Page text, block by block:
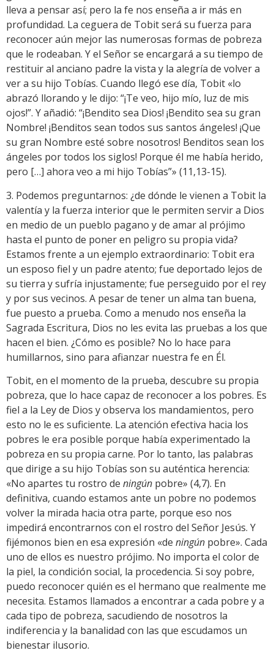
lleva a pensar así; pero la fe nos enseña a ir más en
profundidad. La ceguera de Tobit será su fuerza para
reconocer aún mejor las numerosas formas de pobreza
que le rodeaban. Y el Señor se encargará a su tiempo de
restituir al anciano padre la vista y la alegría de volver a
ver a su hijo Tobías. Cuando llegó ese día, Tobit «lo
abrazó llorando y le dijo: “¡Te veo, hijo mío, luz de mis
ojos!”. Y añadió: “¡Bendito sea Dios! ¡Bendito sea su gran
Nombre! ¡Benditos sean todos sus santos ángeles! ¡Que
su gran Nombre esté sobre nosotros! Benditos sean los
ángeles por todos los siglos! Porque él me había herido,
pero […] ahora veo a mi hijo Tobías”» (11,13-15).
3. Podemos preguntarnos: ¿de dónde le vienen a Tobit la
valentía y la fuerza interior que le permiten servir a Dios
en medio de un pueblo pagano y de amar al prójimo
hasta el punto de poner en peligro su propia vida?
Estamos frente a un ejemplo extraordinario: Tobit era
un esposo fiel y un padre atento; fue deportado lejos de
su tierra y sufría injustamente; fue perseguido por el rey
y por sus vecinos. A pesar de tener un alma tan buena,
fue puesto a prueba. Como a menudo nos enseña la
Sagrada Escritura, Dios no les evita las pruebas a los que
hacen el bien. ¿Cómo es posible? No lo hace para
humillarnos, sino para afianzar nuestra fe en Él.
Tobit, en el momento de la prueba, descubre su propia
pobreza, que lo hace capaz de reconocer a los pobres. Es
fiel a la Ley de Dios y observa los mandamientos, pero
esto no le es suficiente. La atención efectiva hacia los
pobres le era posible porque había experimentado la
pobreza en su propia carne. Por lo tanto, las palabras
que dirige a su hijo Tobías son su auténtica herencia:
«No apartes tu rostro de ningún pobre» (4,7). En
definitiva, cuando estamos ante un pobre no podemos
volver la mirada hacia otra parte, porque eso nos
impedirá encontrarnos con el rostro del Señor Jesús. Y
fijémonos bien en esa expresión «de ningún pobre». Cada
uno de ellos es nuestro prójimo. No importa el color de
la piel, la condición social, la procedencia. Si soy pobre,
puedo reconocer quién es el hermano que realmente me
necesita. Estamos llamados a encontrar a cada pobre y a
cada tipo de pobreza, sacudiendo de nosotros la
indiferencia y la banalidad con las que escudamos un
bienestar ilusorio.